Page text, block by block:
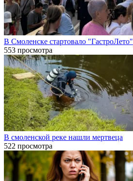
В Смоленске стартовало "ГастроЛето"
553 просмотра
В смоленской реке нашли мертвеца
522 просмотра